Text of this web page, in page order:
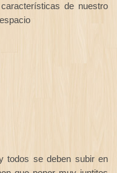
de nuestro
todos se deben subir en